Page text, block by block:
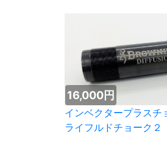
16,000円
インベクタープラスチ
ライフルドチョーク２